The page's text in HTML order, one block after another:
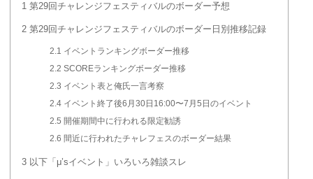
1 第29回チャレンジフェスティバルのボーダー予想
2 第29回チャレンジフェスティバルのボーダー日別推移記録
2.1 イベントランキングボーダー推移
2.2 SCOREランキングボーダー推移
2.3 イベント表と俺氏一言考察
2.4イベント終了後6月30日16:00〜7月5日のイベント
2.5 開催期間中に行われる限定勧誘
2.6 間近に行われたチャレフェスのボーダー結果
3 以下「μ’sイベント」いろいろ雑談スレ